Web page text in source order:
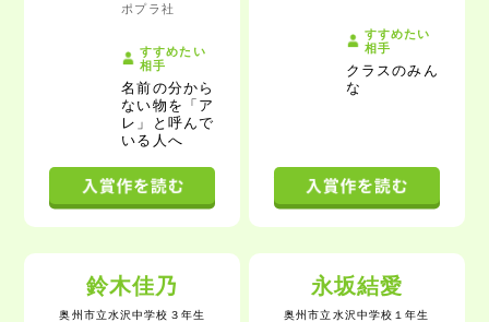
ポプラ社
すすめたい
相手
名前の分から
ない物を「ア
レ」と呼んで
いる人へ
すすめたい
相手
クラスのみん
な
鈴木佳乃
奥州市立水沢中学校 ３年生
永坂結愛
奥州市立水沢中学校 １年生